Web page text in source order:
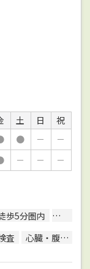
土 日
祝
● －
－
－ － －
歩5分圏内
往診可
査 心臓・腹部超音波検査